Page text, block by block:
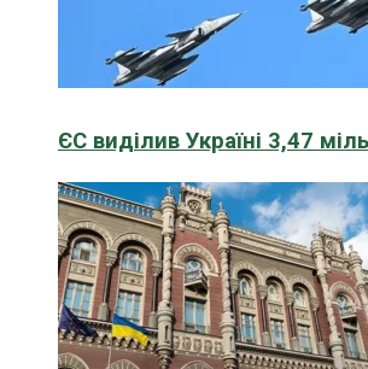
ЄС виділив Україні 3,47